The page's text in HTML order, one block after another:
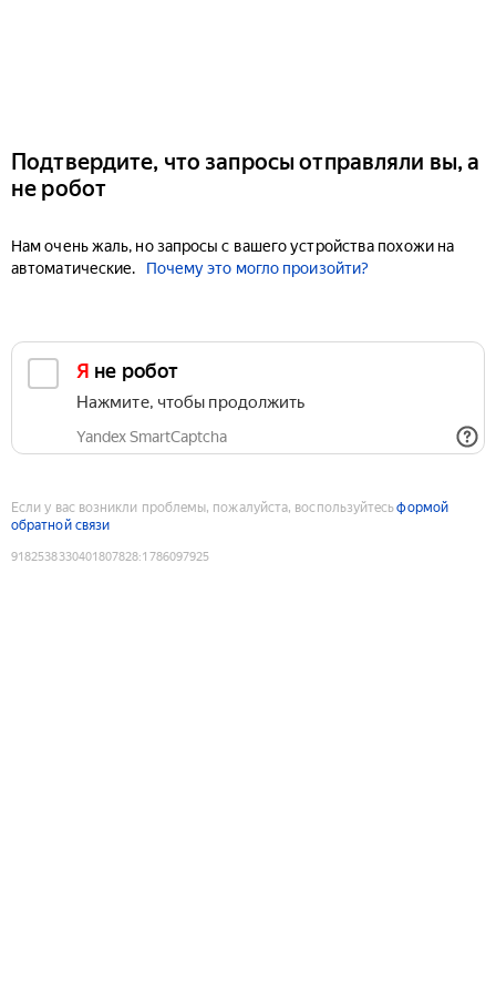
Подтвердите, что запросы отправляли вы, а
не робот
Нам очень жаль, но запросы с вашего устройства похожи на
автоматические.
Почему это могло произойти?
Я не робот
Нажмите, чтобы продолжить
Yandex SmartCaptcha
Если у вас возникли проблемы, пожалуйста, воспользуйтесьформой
обратной связи
9182538330401807828:1786097925